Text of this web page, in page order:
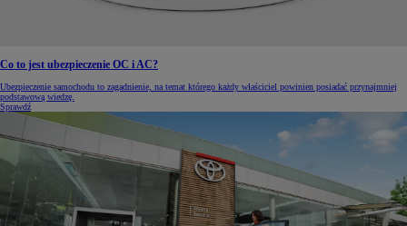
Co to jest ubezpieczenie OC i AC?
Ubezpieczenie samochodu to zagadnienie, na temat którego każdy właściciel powinien posiadać przynajmniej
podstawową wiedzę.
Sprawdź